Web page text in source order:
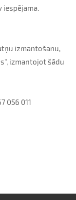
iespējama.
izmantošanu,
izmantojot šādu
056 011